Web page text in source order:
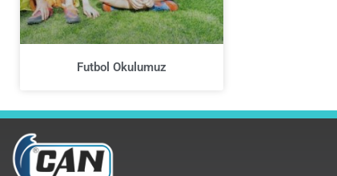
Futbol Okulumuz